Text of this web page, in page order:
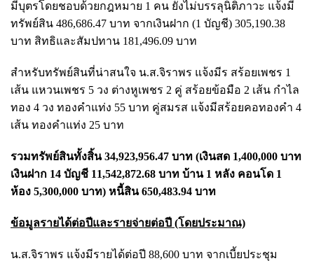
มีบุตรโดยชอบด้วยกฎหมาย 1 คน ยังไม่บรรลุนิติภาวะ แจ้งมี
ทรัพย์สิน 486,686.47 บาท จากเงินฝาก (1 บัญชี) 305,190.38
บาท สิทธิและสัมปทาน 181,496.09 บาท
สำหรับทรัพย์สินที่น่าสนใจ น.ส.จิราพร แจ้งมีร สร้อยเพชร 1
เส้น แหวนเพชร 5 วง ต่างหูเพชร 2 คู่ สร้อยข้อมือ 2 เส้น กำไล
ทอง 4 วง ทองคำแท่ง 55 บาท คู่สมรส แจ้งมีสร้อยคอทองคำ 4
เส้น ทองคำแท่ง 25 บาท
รวมทรัพย์สินทั้งสิ้น 34,923,956.47 บาท (เงินสด 1,400,000 บาท
เงินฝาก 14 บัญชี 11,542,872.68 บาท บ้าน 1 หลัง คอนโด 1
ห้อง 5,300,000 บาท) หนี้สิน 650,483.94 บาท
ข้อมูลรายได้ต่อปีและรายจ่ายต่อปี (โดยประมาณ)
น.ส.จิราพร แจ้งมีรายได้ต่อปี 88,600 บาท จากเบี้ยประชุม